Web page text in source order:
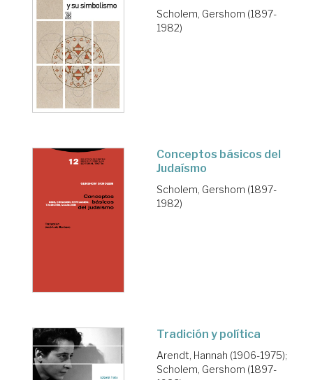
Scholem, Gershom (1897-
1982)
Conceptos básicos del
Judaísmo
Scholem, Gershom (1897-
1982)
Tradición y política
Arendt, Hannah (1906-1975);
Scholem, Gershom (1897-